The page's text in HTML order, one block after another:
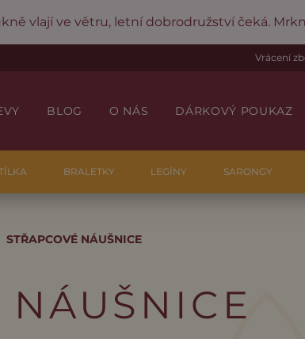
vlají ve větru, letní dobrodružství čeká.
Vrácení
BLOG O NÁS DÁRKOVÝ POUKAZ
BRALETKY LEGÍNY SARONGY
STŘAPCOVÉ NÁUŠNICE
NÁUŠNICE